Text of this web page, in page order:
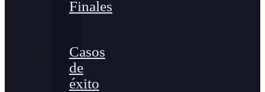
Finales
Casos
de
éxito